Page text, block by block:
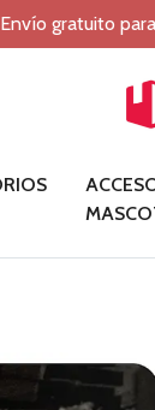
Envío gratuito